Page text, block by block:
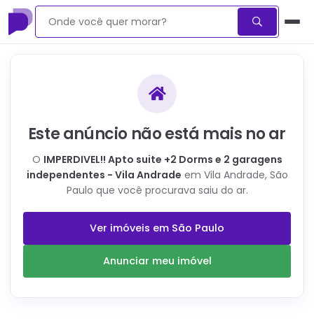
Este anúncio não está mais no ar
O IMPERDIVEL!! Apto suite +2 Dorms e 2 garagens
independentes - Vila Andrade em Vila Andrade, São
Paulo que você procurava saiu do ar.
Ver imóveis em São Paulo
Anunciar meu imóvel